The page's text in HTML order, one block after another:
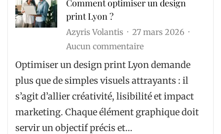
de
?
Comment optimiser un design
print Lyon ?
Azyris Volantis
27 mars 2026
Aucun commentairesur
Comment
un
design
print
Optimiser un design print Lyon demande
plus que de simples visuels attrayants : il
s’agit d’allier créativité, lisibilité et impact
marketing. Chaque élément graphique doit
servir un objectif précis et…